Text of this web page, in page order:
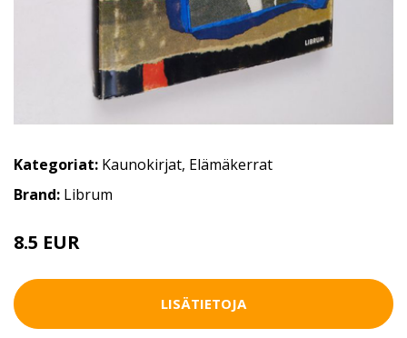
Kategoriat: Kaunokirjat, Elämäkerrat
Brand: Librum
8.5 EUR
LISÄTIETOJA